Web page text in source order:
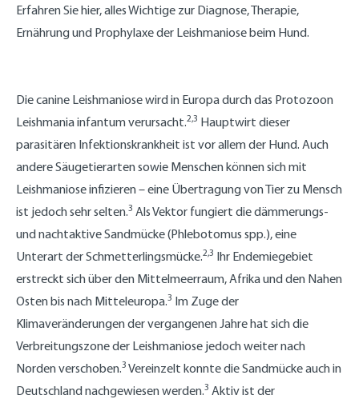
Erfahren Sie hier, alles Wichtige zur Diagnose, Therapie,
Ernährung und Prophylaxe der Leishmaniose beim Hund.
Die canine Leishmaniose wird in Europa durch das Protozoon
Leishmania infantum verursacht.2,3 Hauptwirt dieser
parasitären Infektionskrankheit ist vor allem der Hund. Auch
andere Säugetierarten sowie Menschen können sich mit
Leishmaniose infizieren – eine Übertragung von Tier zu Mensch
ist jedoch sehr selten.3 Als Vektor fungiert die dämmerungs-
und nachtaktive Sandmücke (Phlebotomus spp.), eine
Unterart der Schmetterlingsmücke.2,3 Ihr Endemiegebiet
erstreckt sich über den Mittelmeerraum, Afrika und den Nahen
Osten bis nach Mitteleuropa.3 Im Zuge der
Klimaveränderungen der vergangenen Jahre hat sich die
Verbreitungszone der Leishmaniose jedoch weiter nach
Norden verschoben.3 Vereinzelt konnte die Sandmücke auch in
Deutschland nachgewiesen werden.3 Aktiv ist der